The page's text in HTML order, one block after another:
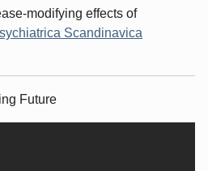
modifying effects of
Scandinavica
Future